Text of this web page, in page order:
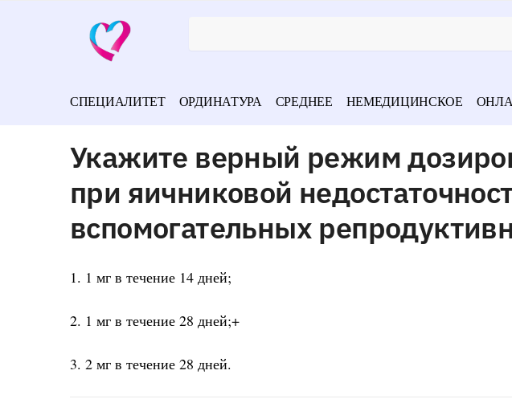
СПЕЦИАЛИТЕТ ОРДИНАТУРА СРЕДНЕЕ НЕМЕДИЦИНСКОЕ
Укажите верный режим
при яичниковой
вспомогательных
1. 1 мг в течение 14 дней;
2. 1 мг в течение 28 дней;+
3. 2 мг в течение 28 дней.